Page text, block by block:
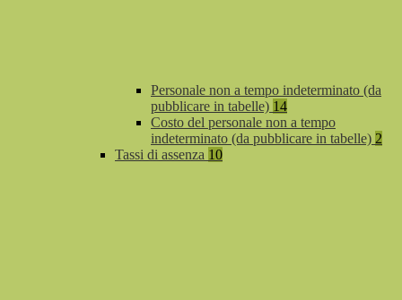
Personale non a tempo indeterminato (da
pubblicare in tabelle) 14
Costo del personale non a tempo
indeterminato (da pubblicare in tabelle) 2
Tassi di assenza 10